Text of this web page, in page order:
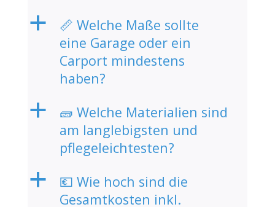
a
📏 Welche Maße sollte
eine Garage oder ein
Carport mindestens
haben?
a
🧱 Welche Materialien sind
am langlebigsten und
pflegeleichtesten?
a
💶 Wie hoch sind die
Gesamtkosten inkl.